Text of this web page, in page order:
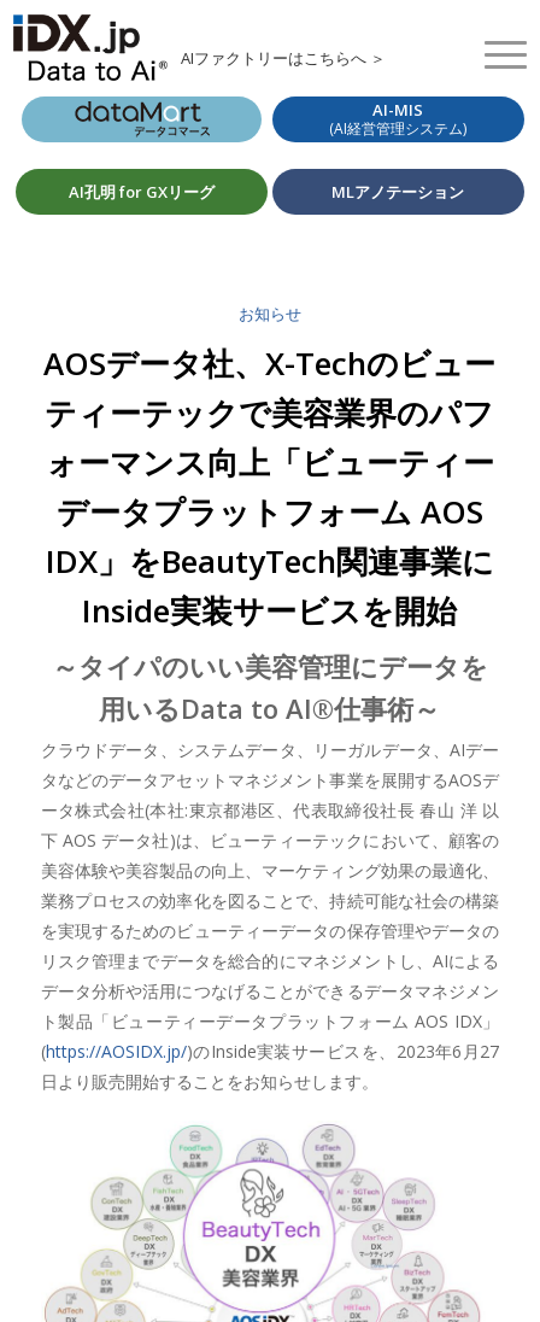
AIファクトリーはこちらへ ＞
AI-MIS
(AI経営管理システム)
AI孔明 for GXリーグ MLアノテーション
お知らせ
AOSデータ社、X-Techのビュー
ティーテックで美容業界のパフ
ォーマンス向上「ビューティー
データプラットフォーム AOS
IDX」をBeautyTech関連事業に
Inside実装サービスを開始
～タイパのいい美容管理にデータを
用いるData to AI®仕事術～
クラウドデータ、システムデータ、リーガルデータ、AIデー
タなどのデータアセットマネジメント事業を展開するAOSデ
ータ株式会社(本社:東京都港区、代表取締役社長 春山 洋 以
下 AOS データ社)は、ビューティーテックにおいて、顧客の
美容体験や美容製品の向上、マーケティング効果の最適化、
業務プロセスの効率化を図ることで、持続可能な社会の構築
を実現するためのビューティーデータの保存管理やデータの
リスク管理までデータを総合的にマネジメントし、AIによる
データ分析や活用につなげることができるデータマネジメン
ト製品「ビューティーデータプラットフォーム AOS IDX」
(https://AOSIDX.jp/)のInside実装サービスを、2023年6月27
日より販売開始することをお知らせします。